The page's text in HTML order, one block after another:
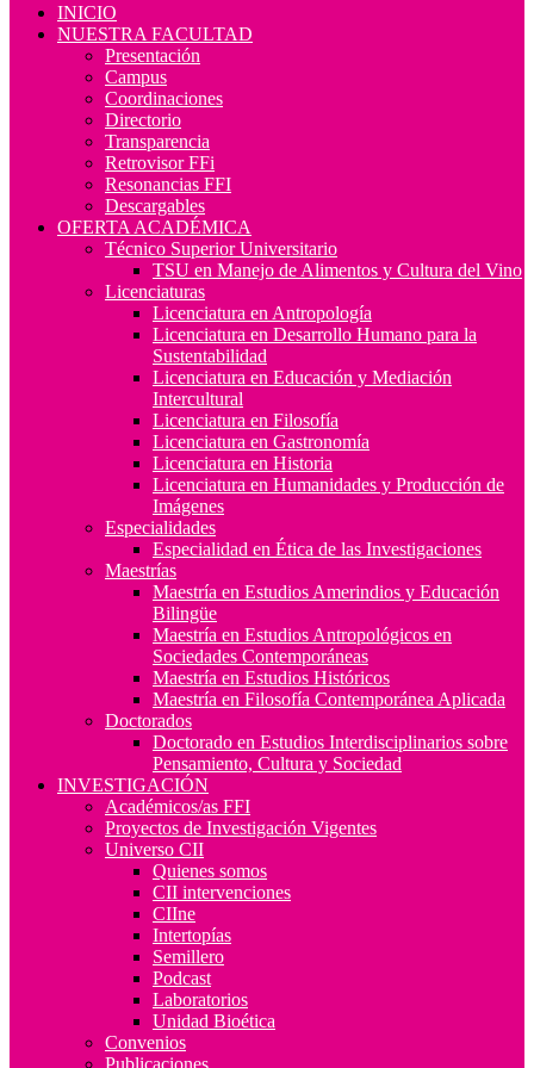
INICIO
NUESTRA FACULTAD
Presentación
Campus
Coordinaciones
Directorio
Transparencia
Retrovisor FFi
Resonancias FFI
Descargables
OFERTA ACADÉMICA
Técnico Superior Universitario
TSU en Manejo de Alimentos y Cultura del Vino
Licenciaturas
Licenciatura en Antropología
Licenciatura en Desarrollo Humano para la
Sustentabilidad
Licenciatura en Educación y Mediación
Intercultural
Licenciatura en Filosofía
Licenciatura en Gastronomía
Licenciatura en Historia
Licenciatura en Humanidades y Producción de
Imágenes
Especialidades
Especialidad en Ética de las Investigaciones
Maestrías
Maestría en Estudios Amerindios y Educación
Bilingüe
Maestría en Estudios Antropológicos en
Sociedades Contemporáneas
Maestría en Estudios Históricos
Maestría en Filosofía Contemporánea Aplicada
Doctorados
Doctorado en Estudios Interdisciplinarios sobre
Pensamiento, Cultura y Sociedad
INVESTIGACIÓN
Académicos/as FFI
Proyectos de Investigación Vigentes
Universo CII
Quienes somos
CII intervenciones
CIIne
Intertopías
Semillero
Podcast
Laboratorios
Unidad Bioética
Convenios
Publicaciones